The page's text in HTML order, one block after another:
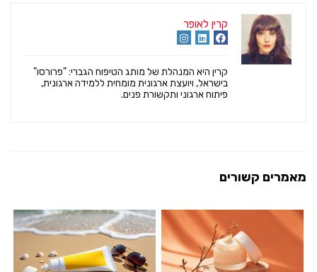
קרין לאופר
קרין היא המנהלת של מותג הטיפוח הגברי: "פרורסו"
בישראל, ויועצת ארגונית מומחית ללמידה ארגונית,
פיתוח ארגוני ותקשורת פנים.
מאמרים קשורים